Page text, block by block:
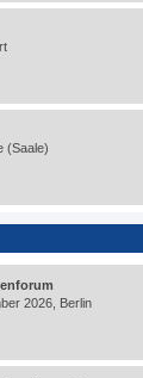
(Saale)
2026, Berlin